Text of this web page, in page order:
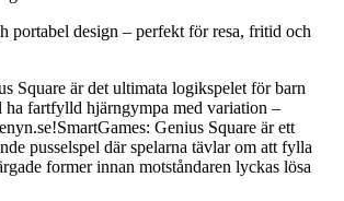
portabel design – perfekt för resa, fritid och
Square är det ultimata logikspelet för barn
fartfylld hjärngympa med variation –
Genius Square är ett
pusselspel där spelarna tävlar om att fylla
former innan motståndaren lyckas lösa